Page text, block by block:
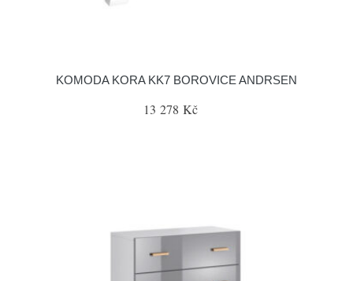
KOMODA KORA KK7 BOROVICE ANDRSEN
13 278 Kč